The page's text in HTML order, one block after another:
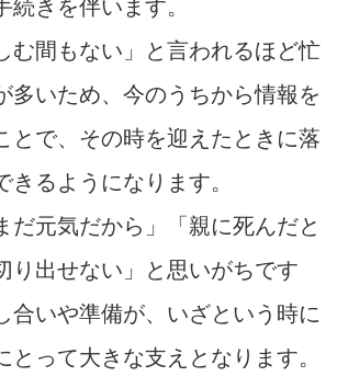
続きを伴います。
む間もない」と言われるほど忙
多いため、今のうちから情報を
とで、その時を迎えたときに落
きるようになります。
だ元気だから」「親に死んだと
り出せない」と思いがちです
合いや準備が、いざという時に
とって大きな支えとなります。